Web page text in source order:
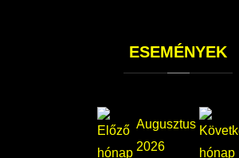
ESEMÉNYEK
Augusztus
2026